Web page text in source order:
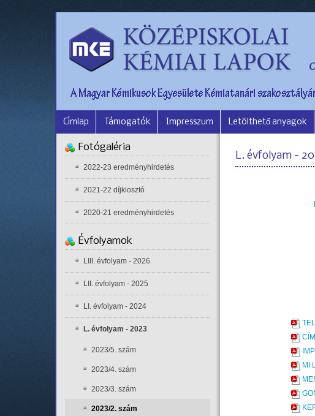
Címlap Támogatók Impresszum Letölthető anyagok
L. évfolyam -
MI
Fotógaléria
2022-23 eredményhirdetés
2021-22 díjkiosztó
2020-21 eredményhirdetés
Évfolyamok
LIII. évfolyam - 2026
LII. évfolyam - 2025
LI. évfolyam - 2024
L. évfolyam - 2023
2023/5. szám
2023/4. szám
2023/3. szám
2023/2. szám